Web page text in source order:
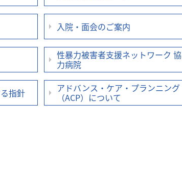
入院・面会のご案内
性暴力被害者支援ネットワーク 協
力病院
指針 アドバンス・ケア・プランニング
（ACP）について